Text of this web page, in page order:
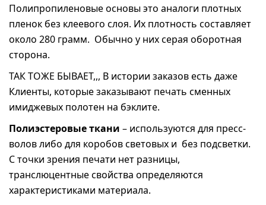
Полипропиленовые основы это аналоги плотных
пленок без клеевого слоя. Их плотность составляет
около 280 грамм. Обычно у них серая оборотная
сторона.
ТАК ТОЖЕ БЫВАЕТ,,, В истории заказов есть даже
Клиенты, которые заказывают печать сменных
имиджевых полотен на бэклите.
Полиэстеровые ткани – используются для пресс-
волов либо для коробов световых и без подсветки.
С точки зрения печати нет разницы,
транслюцентные свойства определяются
характеристиками материала.